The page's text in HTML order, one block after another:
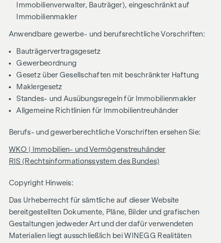
Immobilienverwalter, Bauträger), eingeschränkt auf
Immobilienmakler
Anwendbare gewerbe- und berufsrechtliche Vorschriften:
Bauträgervertragsgesetz
Gewerbeordnung
Gesetz über Gesellschaften mit beschränkter Haftung
Maklergesetz
Standes- und Ausübungsregeln für Immobilienmakler
Allgemeine Richtlinien für Immobilientreuhänder
Berufs- und gewerberechtliche Vorschriften ersehen Sie:
WKO | Immobilien- und Vermögenstreuhänder
RIS (Rechtsinformationssystem des Bundes)
Copyright Hinweis:
Das Urheberrecht für sämtliche auf dieser Website
bereitgestellten Dokumente, Pläne, Bilder und grafischen
Gestaltungen jedweder Art und der dafür verwendeten
Materialien liegt ausschließlich bei WINEGG Realitäten